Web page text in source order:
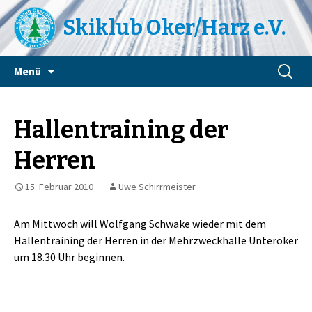
Skiklub Oker/Harz e.V.
Menü
Suchen
nach:
Hallentraining der
Herren
15. Februar 2010 Uwe Schirrmeister
Am Mittwoch will Wolfgang Schwake wieder mit dem
Hallentraining der Herren in der Mehrzweckhalle Unteroker
um 18.30 Uhr beginnen.